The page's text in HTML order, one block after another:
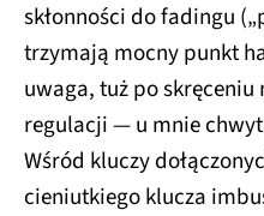
skłonności do fadingu
trzymają mocny punkt
uwaga, tuż po
regulacji — u mnie
Wśród kluczy
cieniutkiego klucza